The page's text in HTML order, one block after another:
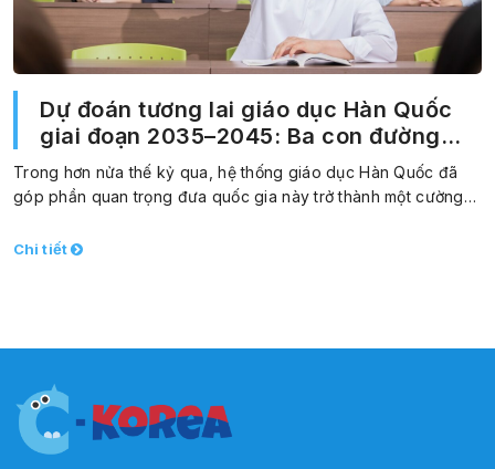
Dự đoán tương lai giáo dục Hàn Quốc
giai đoạn 2035–2045: Ba con đường
chiến lược cho đổi mới giáo dục
Trong hơn nửa thế kỷ qua, hệ thống giáo dục Hàn Quốc đã
góp phần quan trọng đưa quốc gia này trở thành một cường…
Chi tiết